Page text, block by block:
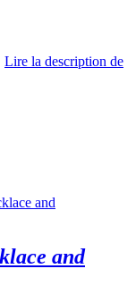
Lire la description de
and